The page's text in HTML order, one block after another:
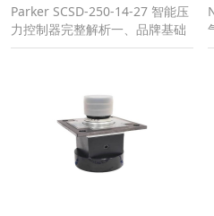
Parker SCSD-250-14-27 智能压
力控制器完整解析一、品牌基础
信息品牌：Park